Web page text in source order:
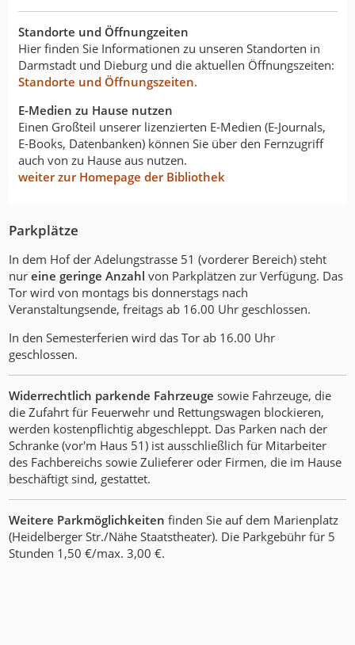
Standorte und Öffnungzeiten
Hier finden Sie Informationen zu unseren Standorten in
Darmstadt und Dieburg und die aktuellen Öffnungszeiten:
Standorte und Öffnungszeiten.
E-Medien zu Hause nutzen
Einen Großteil unserer lizenzierten E-Medien (E-Journals,
E-Books, Datenbanken) können Sie über den Fernzugriff
auch von zu Hause aus nutzen.
weiter zur Homepage der Bibliothek
Parkplätze
In dem Hof der Adelungstrasse 51 (vorderer Bereich) steht
nureine geringe Anzahl von Parkplätzen zur Verfügung. Das
Tor wird von montags bis donnerstags nach
Veranstaltungsende, freitags ab 16.00 Uhr geschlossen.
In den Semesterferien wird das Tor ab 16.00 Uhr
geschlossen.
Widerrechtlich parkende Fahrzeuge sowie Fahrzeuge, die
die Zufahrt für Feuerwehr und Rettungswagen blockieren,
werden kostenpflichtig abgeschleppt. Das Parken nach der
Schranke (vor'm Haus 51) ist ausschließlich für Mitarbeiter
des Fachbereichs sowie Zulieferer oder Firmen, die im Hause
beschäftigt sind, gestattet.
Weitere Parkmöglichkeiten finden Sie auf dem Marienplatz
(Heidelberger Str./Nähe Staatstheater). Die Parkgebühr für 5
Stunden 1,50 €/max. 3,00 €.